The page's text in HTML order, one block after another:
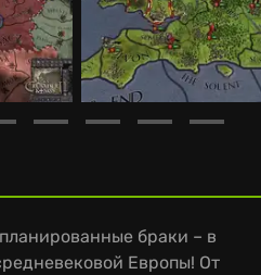
браки – в
Европы! От